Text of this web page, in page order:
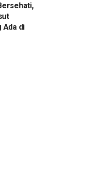
Ada di